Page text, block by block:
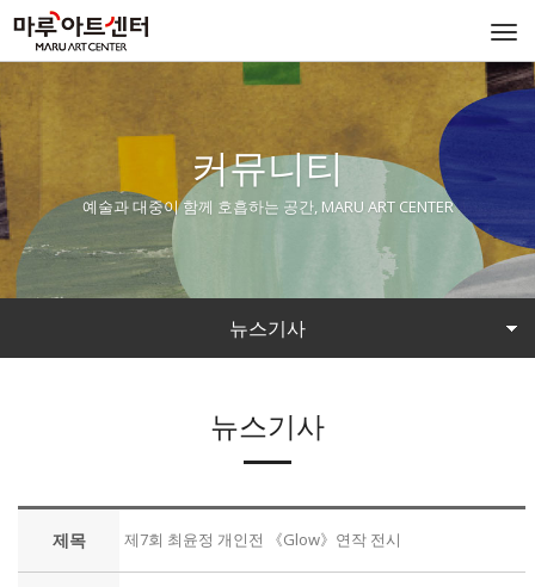
커뮤니티
예술과 대중이 함께 호흡하는 공간, MARU ART CENTER
뉴스기사
뉴스기사
제목 제7회 최윤정 개인전 《Glow》연작 전시